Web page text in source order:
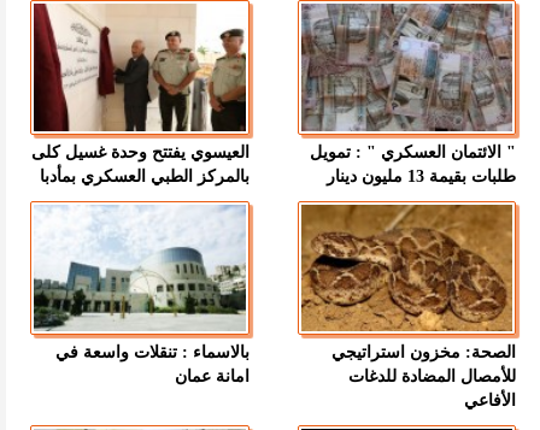
" الائتمان العسكري " : تمويل
طلبات بقيمة 13 مليون دينار
العيسوي يفتتح وحدة غسيل كلى
بالمركز الطبي العسكري بمأدبا
الصحة: مخزون استراتيجي
للأمصال المضادة للدغات
الأفاعي
بالاسماء : تنقلات واسعة في
امانة عمان